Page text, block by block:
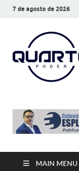
7 de agosto de 2026
MAIN MENU